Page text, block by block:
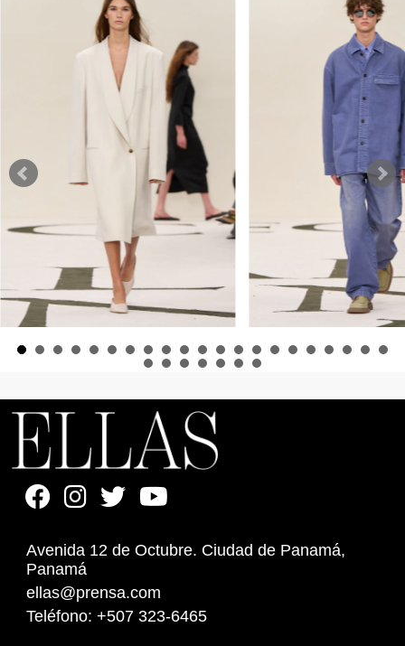
Avenida 12 de Octubre. Ciudad de Panamá,
Panamá
ellas@prensa.com
Teléfono: +507 323-6465